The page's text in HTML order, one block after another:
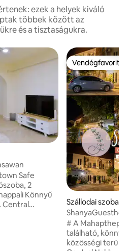
ezek a helyek kiváló
többek között az
és a tisztaságukra.
Safe
Könnyű
Vendégfavorit
Vendégfavorit
Szállodai szoba –
an
# A Mahapthep
található,
közösségi